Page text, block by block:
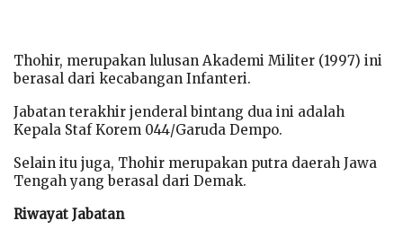
Thohir, merupakan lulusan Akademi Militer (1997) ini
berasal dari kecabangan Infanteri.
Jabatan terakhir jenderal bintang dua ini adalah
Kepala Staf Korem 044/Garuda Dempo.
Selain itu juga, Thohir merupakan putra daerah Jawa
Tengah yang berasal dari Demak.
Riwayat Jabatan